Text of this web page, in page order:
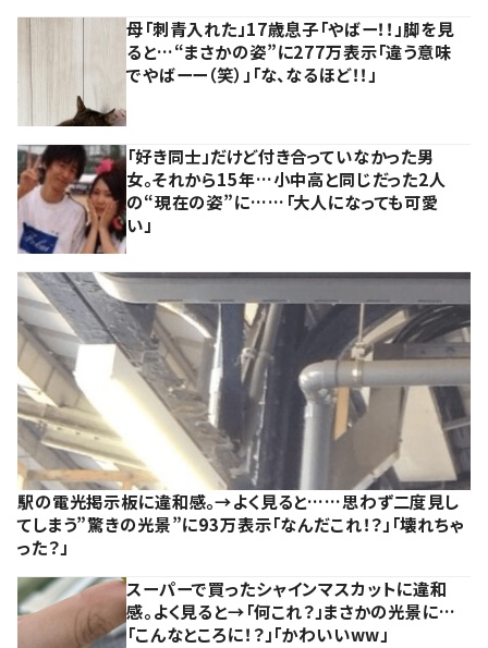
母「刺青入れた」17歳息子「やばー！！」脚を見
ると…“まさかの姿”に277万表示「違う意味
でやばーー（笑）」「な、なるほど！！」
「好き同士」だけど付き合っていなかった男
女。それから15年…小中高と同じだった2人
の“現在の姿”に……「大人になっても可愛
い」
駅の電光掲示板に違和感。→よく見ると……思わず二度見し
てしまう”驚きの光景”に93万表示「なんだこれ！？」「壊れちゃ
った？」
スーパーで買ったシャインマスカットに違和
感。よく見ると→「何これ？」まさかの光景に…
「こんなところに！？」「かわいいww」